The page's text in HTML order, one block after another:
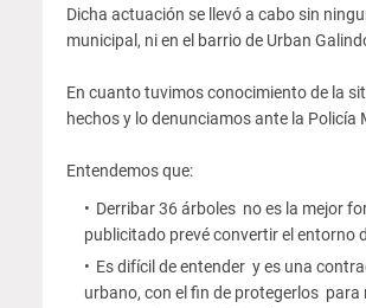
Dicha actuación se llevó a cabo sin
municipal, ni en el barrio de Urban
En cuanto tuvimos conocimiento de la
hechos y lo denunciamos ante la
Entendemos que:
Derribar 36 árboles no es la mejor
publicitado prevé convertir el entorno
Es difícil de entender y es una
urbano, con el fin de protegerlos